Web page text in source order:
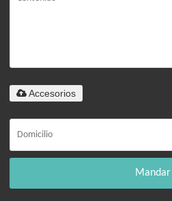
Accesorios
Mandar